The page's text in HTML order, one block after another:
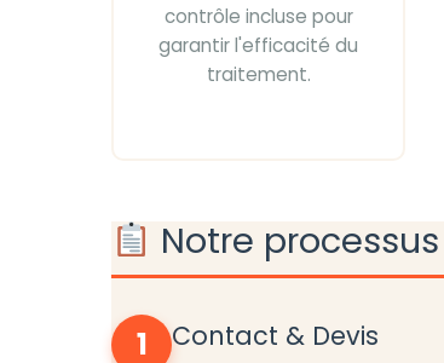
contrôle incluse pour
garantir l'efficacité du
traitement.
Notre
1 Contact & Devis